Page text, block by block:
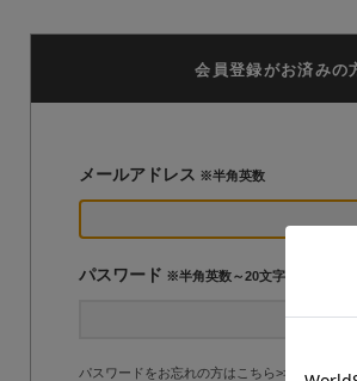
会員登録がお済みの
メールアドレス ※半角英数
パスワード ※半角英数～20文字
パスワードをお忘れの方はこちら>>